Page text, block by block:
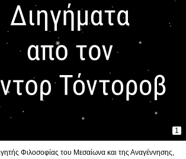
1
Φιλοσοφίας του Μεσαίωνα και της Αναγέννησης,